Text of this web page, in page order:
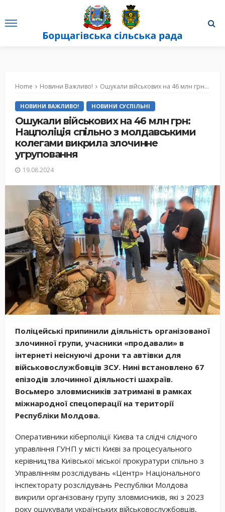
Home Новини Важливо! Ошукали військових на 46 млн грн: Нацполіція спільно з молдавськими колегами викрила злочинне угруповання
НОВИНИ ВАЖЛИВО! НОВИНИ СУСПІЛЬНІ
Ошукали військових на 46 млн грн:
Нацполіція спільно з молдавськими
колегами викрила злочинне
угруповання
19.08.2024
Поліцейські припинили діяльність організованої
злочинної групи, учасники «продавали» в
інтернеті неіснуючі дрони та автівки для
військовослужбовців ЗСУ. Нині встановлено 67
епізодів злочинної діяльності шахраїв.
Восьмеро зловмисників затримані в рамках
міжнародної спецоперації на території
Республіки Молдова.
Оперативники кіберполіції Києва та слідчі слідчого
управління ГУНП у місті Києві за процесуального
керівництва Київської міської прокуратури спільно з
Управлінням розслідувань «Центр» Національного
інспекторату розслідувань Республіки Молдова
викрили організовану групу зловмисників, які з 2023
року ошукували українських військовослужбовців,